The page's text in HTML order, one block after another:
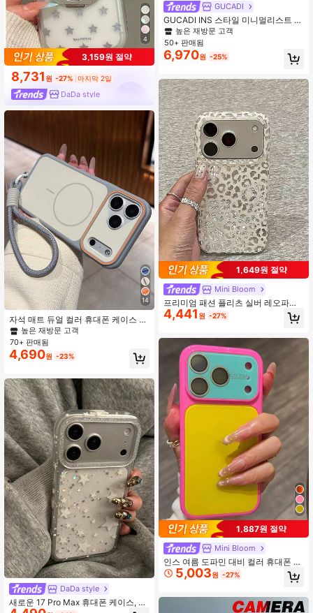
4
3,159원 절약
8,731 원 -27% 마지막 2일
DaDa style
14
자석 매트 듀얼 컬러 휴대폰 케이스 랜
야드 포함 17 Pro Max, 17 Pro, 16 Pro
Max, 16 Pro, 15 Pro Max, 15 Pro, 14
Pro Max, 14 Pro, 13 Pro Max, 13 Pro
호환, 커플 선물, 무선 충전, 낙하 방지
높은 재방문 고객
70+ 판매됨
4,690원 -23%
DaDa style
새로운 17 Pro Max 휴대폰 케이스, 17
GUCADI
GUCADI INS 스타일 미니멀리스트 스
위트 폴카 도트 휴대폰 케이스, 17, 17
Pro Max, 16, 15 소프트 케이스, 13에
적합, 별이 빛나는 하늘 필름 마그네틱
스탠드, 개인화, 여성스러운, 창의적
인, 니치, 그녀를 위한 선물
높은 재방문 고객
50+ 판매됨
6,970원 -25%
1,649원 절약
Mini Bloom
프리미엄 패션 플리츠 실버 레오파드
프린트 휴대폰 케이스, 17 Pro Max, 1
7 Pro, 16 Pro, 16 Pro Max, 15 Pro, 15
여성용 스타일리시
4,441 원 -27%
1,887원 절약
Mini Bloom
인스 여름 도파민 대비 컬러 휴대폰 케
이스 17 Pro Max, 신형 16 Pro Max,
크리미 옐로우 15 Pro, 14 보호 커버,
5,003원 -27%